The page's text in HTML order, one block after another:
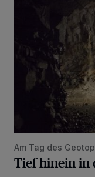
Am Tag des
Tief hinein in